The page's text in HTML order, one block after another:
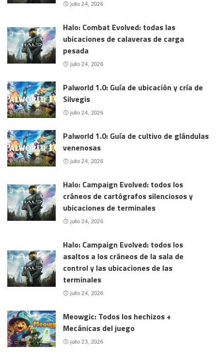
julio 24, 2026
Halo: Combat Evolved: todas las
ubicaciones de calaveras de carga
pesada
julio 24, 2026
Palworld 1.0: Guía de ubicación y cría de
Silvegis
julio 24, 2026
Palworld 1.0: Guía de cultivo de glándulas
venenosas
julio 24, 2026
Halo: Campaign Evolved: todos los
cráneos de cartógrafos silenciosos y
ubicaciones de terminales
julio 24, 2026
Halo: Campaign Evolved: todos los
asaltos a los cráneos de la sala de
control y las ubicaciones de las
terminales
julio 24, 2026
Meowgic: Todos los hechizos +
Mecánicas del juego
julio 23, 2026